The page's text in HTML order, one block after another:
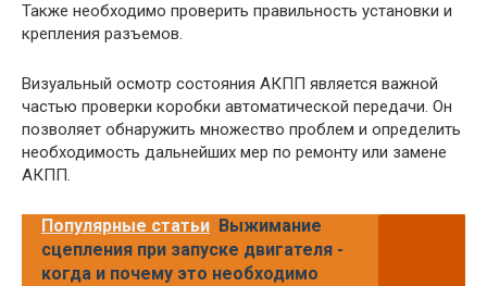
Также необходимо проверить правильность установки и
крепления разъемов.
Визуальный осмотр состояния АКПП является важной
частью проверки коробки автоматической передачи. Он
позволяет обнаружить множество проблем и определить
необходимость дальнейших мер по ремонту или замене
АКПП.
Популярные статьи Выжимание
сцепления при запуске двигателя -
когда и почему это необходимо